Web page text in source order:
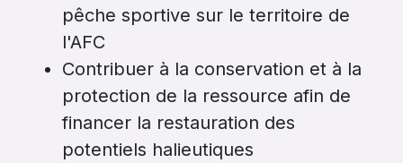
pêche sportive sur le territoire de
l'AFC
Contribuer à la conservation et à la
protection de la ressource afin de
financer la restauration des
potentiels halieutiques